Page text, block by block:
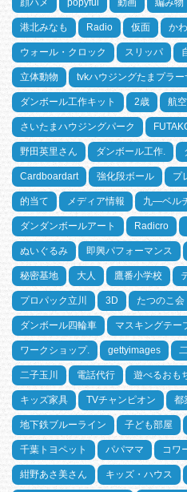
港北みなも Radio 仮面 か
ウォール・クロック スリッパ
立体動物 tvkハウジングたまプラー
ダンボール工作キット 2歳 航
さいたまハウジングパーク
野田英里さん ダンボール工作.
Cardboardart 強化段ボール プ
的当て メディア情報 九―ベル
ダンダンボールアート Radicro
ぬいぐるみ 即興パフォーマンス
秘密基地 大人 鷹番小学校
プロパック立川 3D たつのこ会
ダンボール四輪車 マスキングテー
ワークショップ. gettyimages
二子玉川 電話代行 遊べるおも
キッズ家具 TVチャンピオン 都
地下鉄ブルーライン 子ども部屋
千葉トヨペット パパママ コワ
紺野あさ美さん キッズ・ハウス